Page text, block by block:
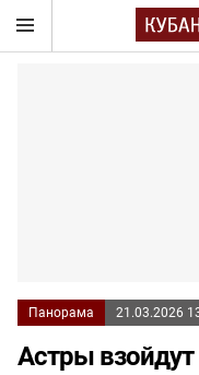
Панорама 21.03.2026
Астры взойдут